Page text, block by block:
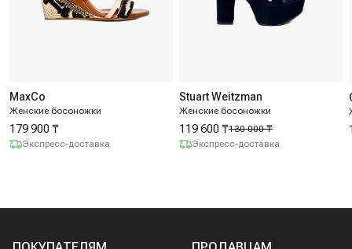
MaxCo
Женские босоножки
179 900 ₸
Экспресс-доставка
Stuart Weitzman
Женские босоножки
130 000 ₸
119 600 ₸
Экспресс-доставка